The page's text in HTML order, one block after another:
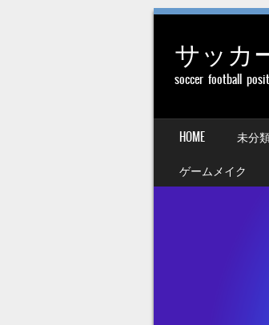
サッカ
soccer football
MENU
SKIP TO CONTENT
HOME 未分
ゲームメイク